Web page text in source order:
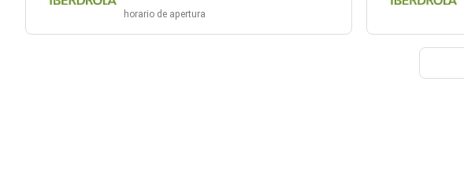
horario de apertura